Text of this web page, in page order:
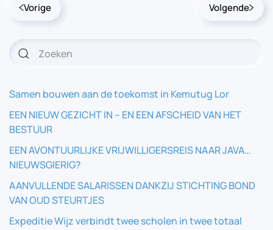
Vorige Volgende
Samen bouwen aan de toekomst in Kemutug Lor
EEN NIEUW GEZICHT IN – EN EEN AFSCHEID VAN HET
BESTUUR
EEN AVONTUURLIJKE VRIJWILLIGERSREIS NAAR JAVA…
NIEUWSGIERIG?
AANVULLENDE SALARISSEN DANKZIJ STICHTING BOND
VAN OUD STEURTJES
Expeditie Wijz verbindt twee scholen in twee totaal